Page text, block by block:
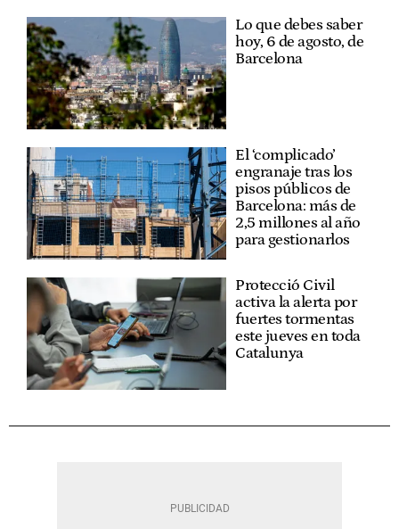
Lo que debes saber
hoy, 6 de agosto, de
Barcelona
El ‘complicado’
engranaje tras los
pisos públicos de
Barcelona: más de
2,5 millones al año
para gestionarlos
Protecció Civil
activa la alerta por
fuertes tormentas
este jueves en toda
Catalunya